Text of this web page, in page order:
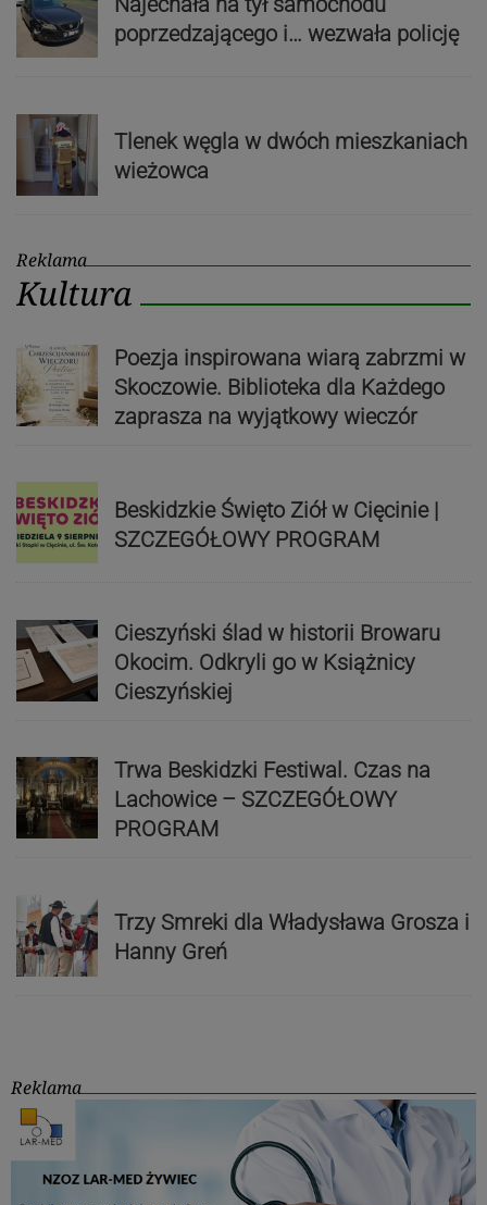
poprzedzającego i… wezwała policję
Tlenek węgla w dwóch mieszkaniach
wieżowca
Reklama
Kultura
Poezja inspirowana wiarą zabrzmi w
Skoczowie. Biblioteka dla Każdego
zaprasza na wyjątkowy wieczór
Beskidzkie Święto Ziół w Cięcinie |
SZCZEGÓŁOWY PROGRAM
Cieszyński ślad w historii Browaru
Okocim. Odkryli go w Książnicy
Cieszyńskiej
Trwa Beskidzki Festiwal. Czas na
Lachowice – SZCZEGÓŁOWY
PROGRAM
Trzy Smreki dla Władysława Grosza i
Hanny Greń
Reklama